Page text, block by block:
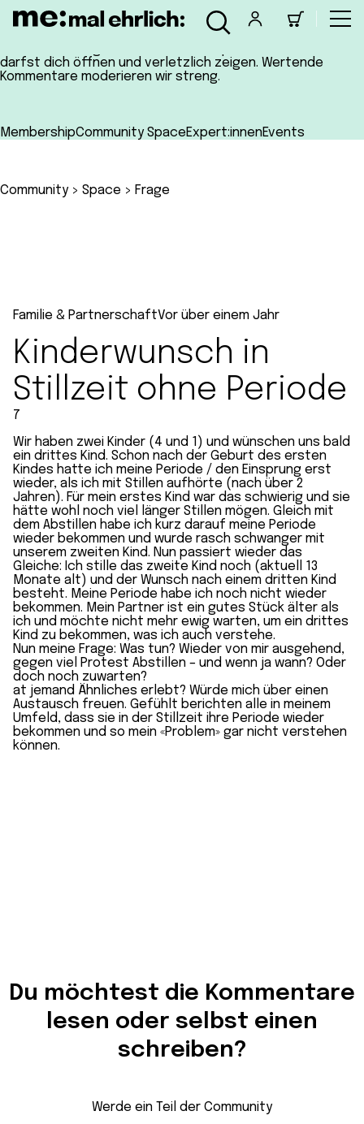
darfst dich öffnen und verletzlich zeigen. Wertende
Kommentare moderieren wir streng.
MembershipCommunity SpaceExpert:innenEvents
Community> Space > Frage
Familie & PartnerschaftVor über einem Jahr
Kinderwunsch in
Stillzeit ohne Periode
7
Wir haben zwei Kinder (4 und 1) und wünschen uns bald
ein drittes Kind. Schon nach der Geburt des ersten
Kindes hatte ich meine Periode / den Einsprung erst
wieder, als ich mit Stillen aufhörte (nach über 2
Jahren). Für mein erstes Kind war das schwierig und sie
hätte wohl noch viel länger Stillen mögen. Gleich mit
dem Abstillen habe ich kurz darauf meine Periode
wieder bekommen und wurde rasch schwanger mit
unserem zweiten Kind. Nun passiert wieder das
Gleiche: Ich stille das zweite Kind noch (aktuell 13
Monate alt) und der Wunsch nach einem dritten Kind
besteht. Meine Periode habe ich noch nicht wieder
bekommen. Mein Partner ist ein gutes Stück älter als
ich und möchte nicht mehr ewig warten, um ein drittes
Kind zu bekommen, was ich auch verstehe.
Nun meine Frage: Was tun? Wieder von mir ausgehend,
gegen viel Protest Abstillen – und wenn ja wann? Oder
doch noch zuwarten?
at jemand Ähnliches erlebt? Würde mich über einen
Austausch freuen. Gefühlt berichten alle in meinem
Umfeld, dass sie in der Stillzeit ihre Periode wieder
bekommen und so mein «Problem» gar nicht verstehen
können.
Du möchtest die Kommentare
lesen oder selbst einen
schreiben?
Werde ein Teil der Community